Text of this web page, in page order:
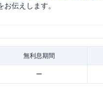
お伝えします。
無利息期間
ー